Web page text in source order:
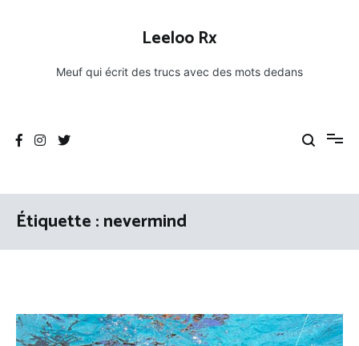
Leeloo Rx
Meuf qui écrit des trucs avec des mots dedans
Étiquette :nevermind